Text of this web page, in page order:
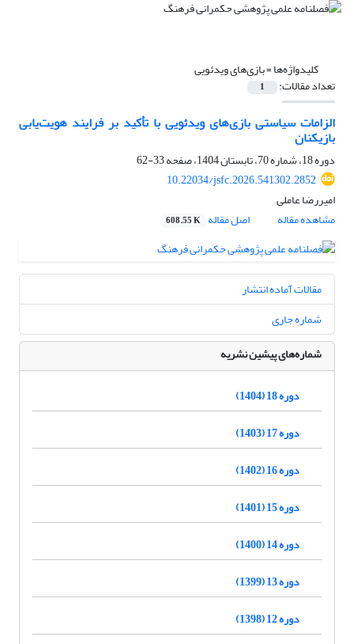
کلیدواژه‌ها =بازی‌های ویدئویی
تعداد مقالات: 1
الزامات سیاستی بازی‌های ویدئویی با تأکید بر فرایند هویت‌یابی
بازیکنان
دوره 18، شماره 70، تابستان 1404، صفحه
33-62
10.22034/jsfc.2026.541302.2852
امیررضا عاملی
مشاهده مقاله
اصل مقاله 608.55 K
مقالات آماده انتشار
شماره جاری
شماره‌های پیشین نشریه
دوره 18 (1404)
دوره 17 (1403)
دوره 16 (1402)
دوره 15 (1401)
دوره 14 (1400)
دوره 13 (1399)
دوره 12 (1398)